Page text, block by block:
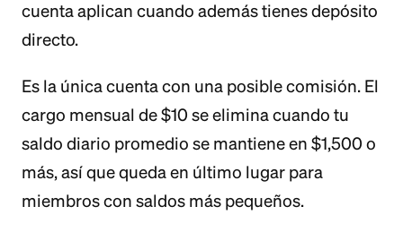
cuenta aplican cuando además tienes depósito
directo.
Es la única cuenta con una posible comisión. El
cargo mensual de $10 se elimina cuando tu
saldo diario promedio se mantiene en $1,500 o
más, así que queda en último lugar para
miembros con saldos más pequeños.